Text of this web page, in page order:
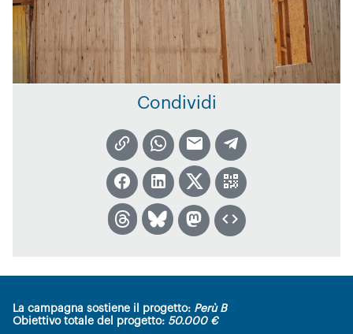
Condividi
La campagna sostiene il progetto: Perù B
Obiettivo totale del progetto: 50.000 €